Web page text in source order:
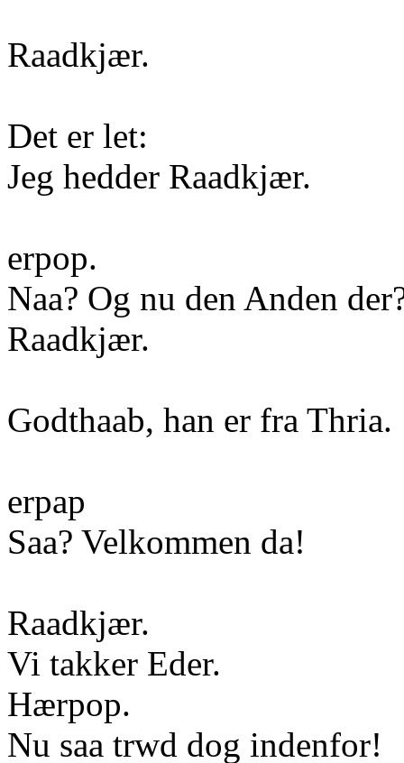
Raadkjær.
Det er let:
Jeg hedder Raadkjær.
erpop.
Naa? Og nu den Anden
Raadkjær.
Godthaab, han er fra Thria.
erpap
Saa? Velkommen da!
Raadkjær.
Vi takker Eder.
Hærpop.
Nu saa trwd dog indenfor!